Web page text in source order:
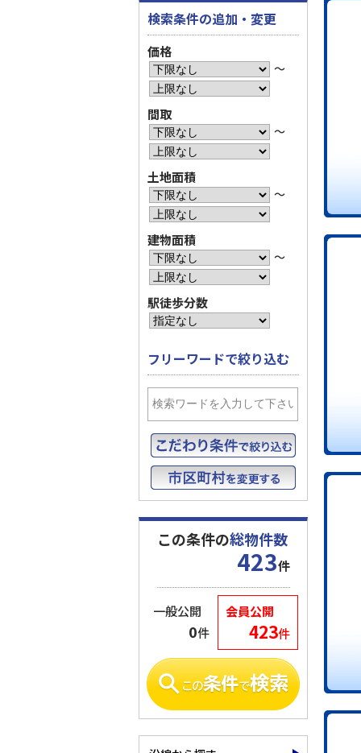
検索条件の追加・変更
価格
〜
間取
〜
土地面積
〜
建物面積
〜
駅徒歩分数
フリーワードで絞り込む
この条件の総物件数
423件
会員公開
423件
一般公開
0件